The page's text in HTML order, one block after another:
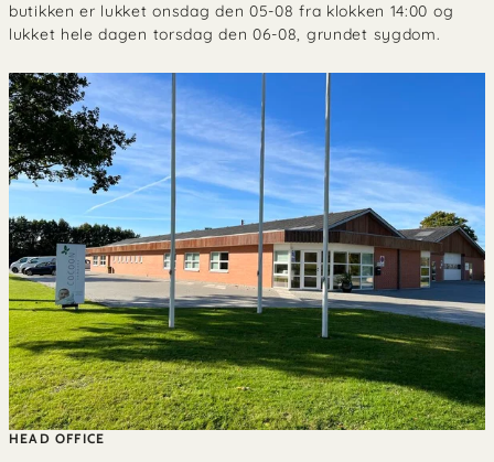
butikken er lukket onsdag den 05-08 fra klokken 14:00 og
lukket hele dagen torsdag den 06-08, grundet sygdom.
HEAD OFFICE